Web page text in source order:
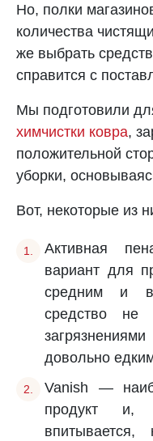
Но, полки
количества
же выбрать
справится с
Мы подготовили
химчистки ковра,
положительной
уборки,
Вот, некоторые из
Активная
вариант для
средним и
средство не
довольно
Vanish —
продукт и,